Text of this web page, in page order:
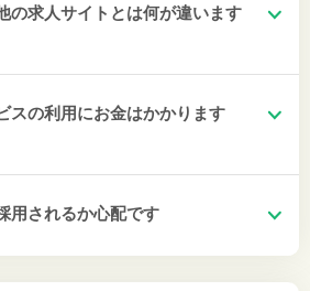
の求人サイトとは何が違います
スの利用にお金はかかります
用されるか心配です